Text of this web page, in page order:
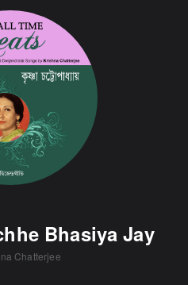
Bhasiya Jay
Chatterjee